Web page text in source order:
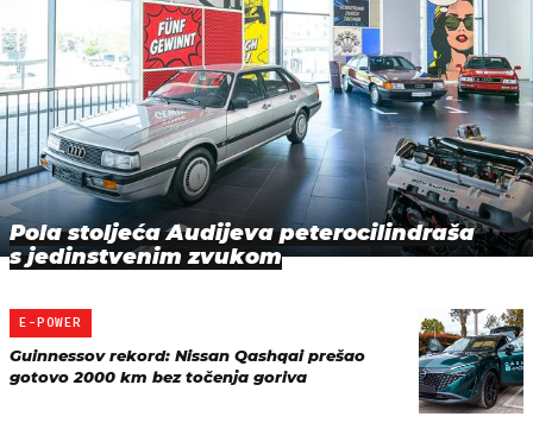
Pola stoljeća Audijeva peterocilindraša
s jedinstvenim zvukom
E-POWER
Guinnessov rekord: Nissan Qashqai prešao
gotovo 2000 km bez točenja goriva